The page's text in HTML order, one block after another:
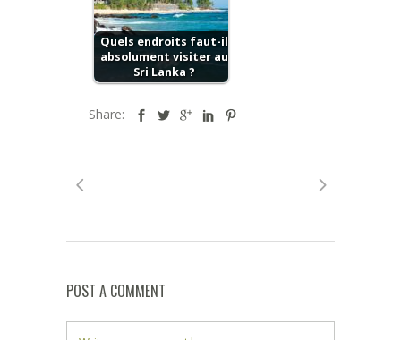
Quels endroits faut-il
absolument visiter au
Sri Lanka ?
Share:
POST A COMMENT